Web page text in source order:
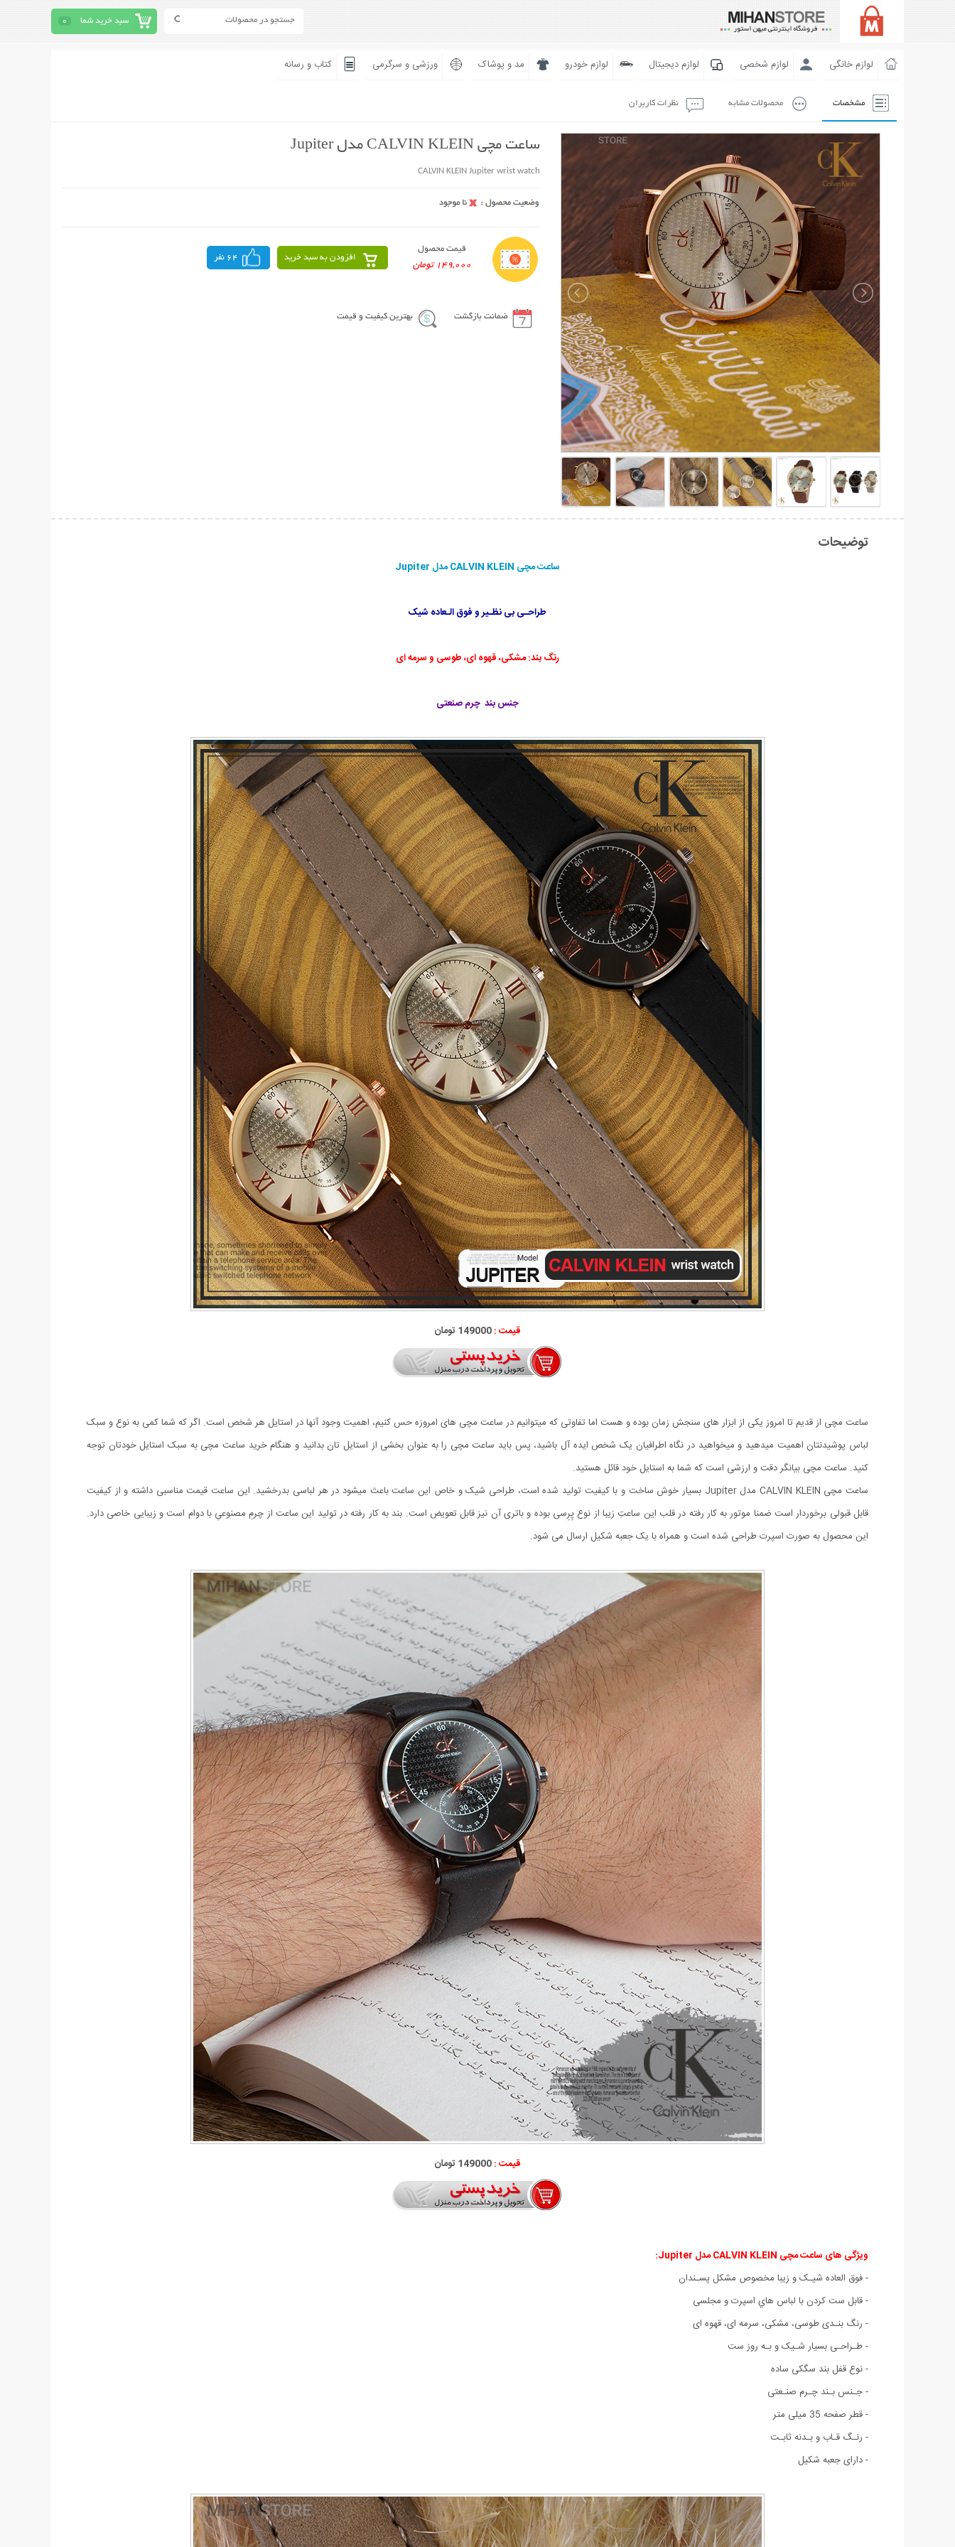
سبد خرید شما 0
لوازم خانگی لوازم شخصی لوازم دیجیتال لوازم خودرو مد و پوشاک ورزشی و سرگرمی کتاب و رسانه
مشخصات محصولات مشابه نظرات کاربران
ساعت مچی CALVIN KLEIN مدل Jupiter
CALVIN KLEIN Jupiter wrist watch
قیمت محصول
149,000 تومان
افزودن به سبد خرید 64 نفر
ضمانت بازگشت بهترین کیفیت و قیمت
توضیحات
ساعت مچی CALVIN KLEIN مدل Jupiter
طراحـی بی نظـیر و فوق الـعاده شیک
رنگ بند: مشکی، قهوه ای، طوسی و سرمه ای
جنس بند چرم صنعتی
قیمت :149000 تومان
ساعت مچی از قدیم تا امروز یکی از ابزار های سنجش زمان بوده و هست اما تفاوتی که میتوانیم در ساعت مچی های امروزه حس کنیم، اهمیت وجود آنها در استایل هر شخص است. اگر که شما کمی به نوع و سبک
لباس پوشیدنتان اهمیت میدهید و میخواهید در نگاه اطرافیان یک شخص ایده آل باشید، پس باید ساعت مچی را به عنوان بخشی از استایل تان بدانید و هنگام خرید ساعت مچی به سبک استایل خودتان توجه
کنید. ساعت مچی بیانگر دقت و ارزشی است که شما به استایل خود قائل هستید.
ساعت مچی CALVIN KLEIN مدل Jupiter
بسیار خوش ساخت و با کیفیت تولید شده است، طراحی شیک و خاص این ساعت باعث میشود در هر لباسی بدرخشید. این ساعت قیمت مناسبی داشته و از کیفیت
قابل قبولی برخوردار است ضمنا موتور به کار رفته در قلب این ساعتِ زیبا از نوع پِرِسی بوده و باتری آن نیز قابل تعویض است. بند به کار رفته در تولید این ساعت از چرمِ مصنوعیِ با دوام است و زیبایی خاصی دارد.
این محصول به صورت اسپرت طراحی شده است و همراه با یک جعبه شکیل ارسال می شود.
قیمت :149000 تومان
ویژگی های ساعت مچی CALVIN KLEIN مدل Jupiter:
- فوق العاده شیـک و زیبا مخصوص مشکل پسـندان
- قابل ست كردن با لباس هاي اسپرت و مجلسی
- رنگ بنـدی طوسی، مشکی، سرمه ای، قهوه ای
- طـراحـی بسیار شـیک و بـه روز ست
- نوع قفل بند سگکی ساده
- جـنس بـند چـرم صنـعتی
- قطر صفحه 35 میلی متر
- رنـگ قـاب و بـدنه ثابـت
- دارای جعبه شکیل